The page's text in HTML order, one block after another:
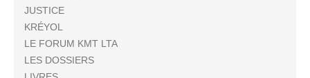
JUSTICE
KRÉYOL
LE FORUM KMT LTA
LES DOSSIERS